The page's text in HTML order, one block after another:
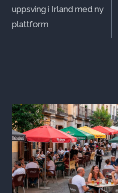
uppsving i Irland med ny
plattform